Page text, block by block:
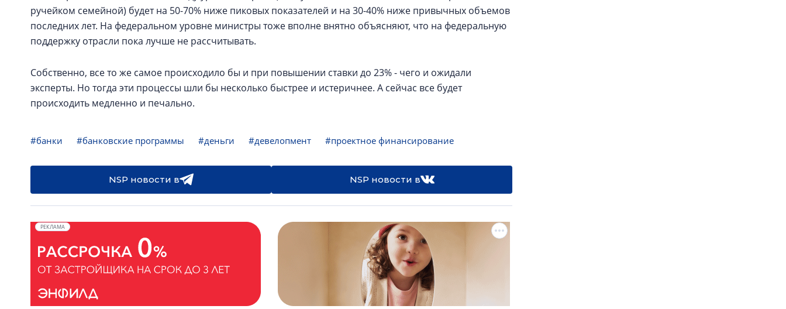
ручейком семейной) будет на 50-70% ниже пиковых показателей и на 30-40% ниже привычных объемов
последних лет. На федеральном уровне министры тоже вполне внятно объясняют, что на федеральную
поддержку отрасли пока лучше не рассчитывать.
Собственно, все то же самое происходило бы и при повышении ставки до 23% - чего и ожидали
эксперты. Но тогда эти процессы шли бы несколько быстрее и истеричнее. А сейчас все будет
происходить медленно и печально.
#банки #банковские программы #деньги #девелопмент #проектное финансирование
NSP новости в NSP новости в
РЕКЛАМА